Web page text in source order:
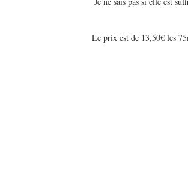
Le prix est de 13,50€ les